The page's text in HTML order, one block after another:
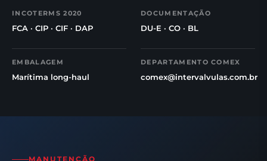
INCOTERMS 2020
FCA · CIP · CIF · DAP
DOCUMENTAÇÃO
DU-E · CO · BL
EMBALAGEM
Marítima long-haul
DEPARTAMENTO COMEX
comex@intervalvulas.com.br
MANUTENÇÃO